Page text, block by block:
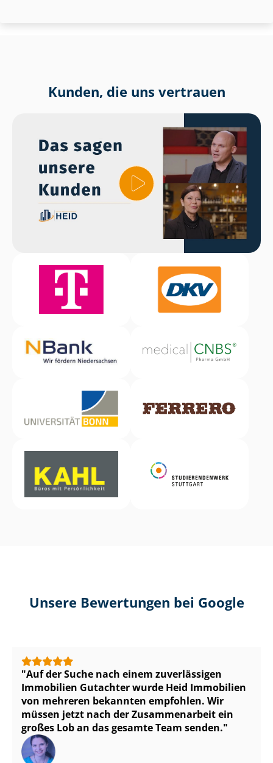
Kunden, die uns vertrauen
Unsere Bewertungen bei Google
Auf der Suche nach einem zuverlässigen
Immobilien Gutachter wurde Heid Immobilien
von mehreren bekannten empfohlen. Wir
müssen jetzt nach der Zusammenarbeit ein
großes Lob an das gesamte Team senden.